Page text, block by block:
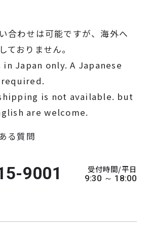
採用情報
合わせは可能ですが、海外へ
ておりません。
Japan only. A Japanese
is not available. but
are welcome.
る質問
9001 受付時間/平日
9:30 ～ 18:00